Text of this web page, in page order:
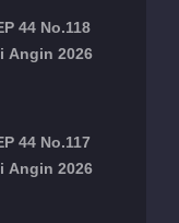
44 No.118
Angin 2026
44 No.117
Angin 2026